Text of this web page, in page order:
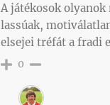
A játékosok
lassúak,
elsejei tréfát a fradi
0